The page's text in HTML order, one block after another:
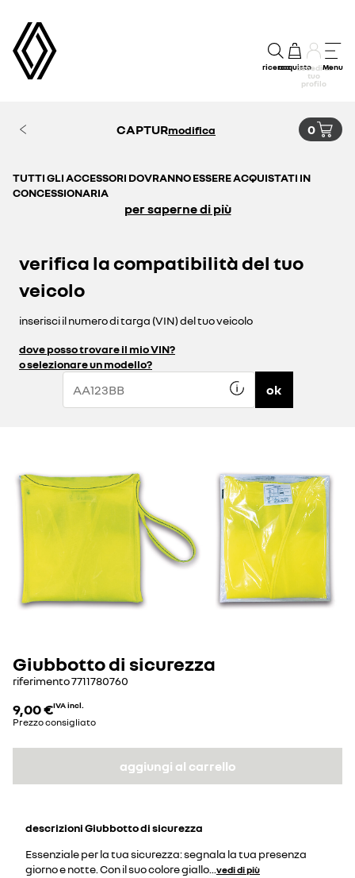
ricercaacquistoaccedi al
tuo
profilo
Menu
CAPTURmodifica 0
TUTTI GLI ACCESSORI DOVRANNO ESSERE ACQUISTATI IN
CONCESSIONARIA
per saperne di più
verifica la compatibilità del tuo
veicolo
inserisci il numero di targa (VIN) del tuo veicolo
dove posso trovare il mio VIN?
o selezionare un modello?
ok
Giubbotto di sicurezza
riferimento7711780760
9,00 €IVA incl.
Prezzo consigliato
aggiungi al carrello
descrizioniGiubbotto di sicurezza
Essenziale per la tua sicurezza: segnala la tua presenza
giorno e notte. Con il suo colore giallo...vedi di più